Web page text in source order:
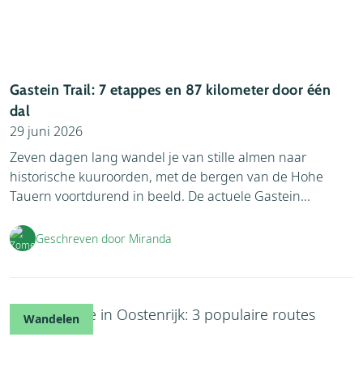
Gastein Trail: 7 etappes en 87 kilometer door één
dal
29 juni 2026
Zeven dagen lang wandel je van stille almen naar
historische kuuroorden, met de bergen van de Hohe
Tauern voortdurend in beeld. De actuele Gastein...
Geschreven door Miranda
Wandelen